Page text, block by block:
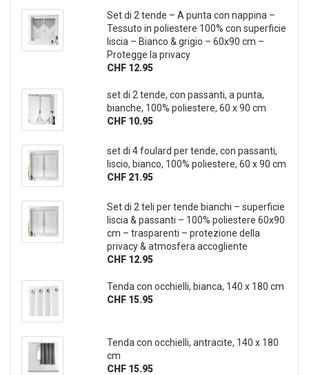
Set di 2 tende – A punta con nappina –
Tessuto in poliestere 100% con superficie
liscia – Bianco & grigio – 60x90 cm –
Protegge la privacy
CHF 12.95
set di 2 tende, con passanti, a punta,
bianche, 100% poliestere, 60 x 90 cm
CHF 10.95
set di 4 foulard per tende, con passanti,
liscio, bianco, 100% poliestere, 60 x 90 cm
CHF 21.95
Set di 2 teli per tende bianchi – superficie
liscia & passanti – 100% poliestere 60x90
cm – trasparenti – protezione della
privacy & atmosfera accogliente
CHF 12.95
Tenda con occhielli, bianca, 140 x 180 cm
CHF 15.95
Tenda con occhielli, antracite, 140 x 180
cm
CHF 15.95